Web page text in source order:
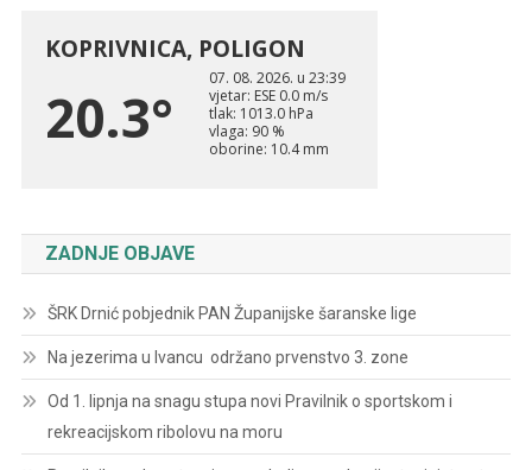
ZADNJE OBJAVE
ŠRK Drnić pobjednik PAN Županijske šaranske lige
Na jezerima u Ivancu održano prvenstvo 3. zone
Od 1. lipnja na snagu stupa novi Pravilnik o sportskom i
rekreacijskom ribolovu na moru